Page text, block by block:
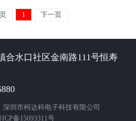
1 下一页
合水口社区金南路111号恒寿
深圳市柯达科电子科技有限公司
ICP备15093311号